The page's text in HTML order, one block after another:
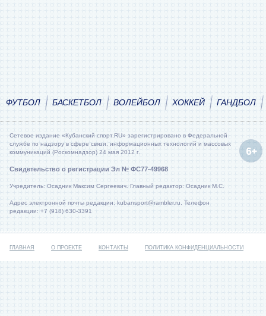
ФУТБОЛ БАСКЕТБОЛ ВОЛЕЙБОЛ ХОККЕЙ ГАНДБОЛ
Сетевое издание «Кубанский спорт.RU» зарегистрировано в Федеральной
службе по надзору в сфере связи, информационных технологий и массовых
коммуникаций (Роскомнадзор) 24 мая 2012 г.
Свидетельство о регистрации Эл № ФС77-49968
Учредитель: Осадник Максим Сергеевич. Главный редактор: Осадник М.С.
Адрес электронной почты редакции: kubansport@rambler.ru. Телефон
редакции: +7 (918) 630-3391
ГЛАВНАЯ О ПРОЕКТЕ КОНТАКТЫ ПОЛИТИКА КОНФИДЕНЦИАЛЬНОСТИ